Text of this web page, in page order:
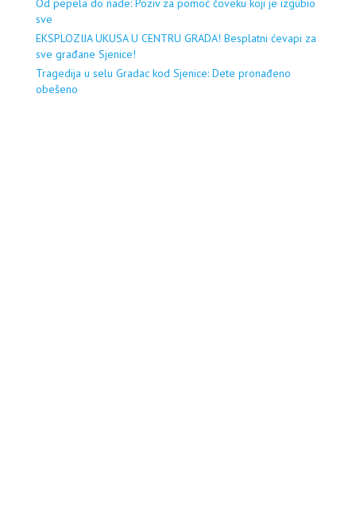
Od pepela do nade: Poziv za pomoć čoveku koji je izgubio
sve
EKSPLOZIJA UKUSA U CENTRU GRADA! Besplatni ćevapi za
sve građane Sjenice!
Tragedija u selu Gradac kod Sjenice: Dete pronađeno
obešeno